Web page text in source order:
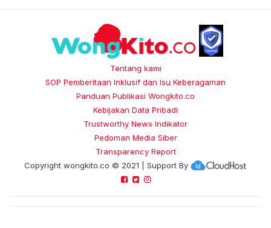
Tentang kami
SOP Pemberitaan Inklusif dan Isu Keberagaman
Panduan Publikasi Wongkito.co
Kebijakan Data Pribadi
Trustworthy News Indikator
Pedoman Media Siber
Transparency Report
Copyright wongkito.co © 2021 | Support By